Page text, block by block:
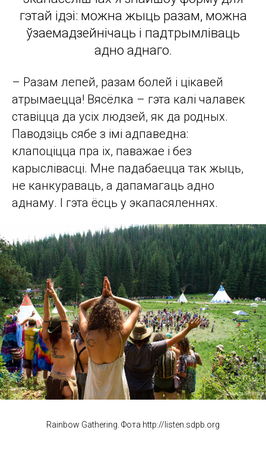
гэтай ідэі: можна жыць разам, можна
ўзаемадзейнічаць і падтрымліваць
адно аднаго.
– Разам лепей, разам болей і цікавей
атрымаецца! Вясёлка – гэта калі чалавек
ставіцца да усіх людзей, як да родных.
Паводзіць сябе з імі адпаведна:
клапоціцца пра іх, паважае і без
карыслівасці. Мне падабаецца так жыць,
не канкураваць, а дапамагаць адно
аднаму. І гэта ёсць у экапасяленнях.
Rainbow Gathering. Фота http://listen.sdpb.org